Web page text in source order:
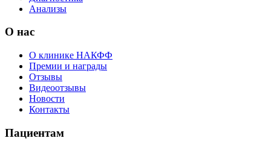
Анализы
О нас
О клинике НАКФФ
Премии и награды
Отзывы
Видеоотзывы
Новости
Контакты
Пациентам